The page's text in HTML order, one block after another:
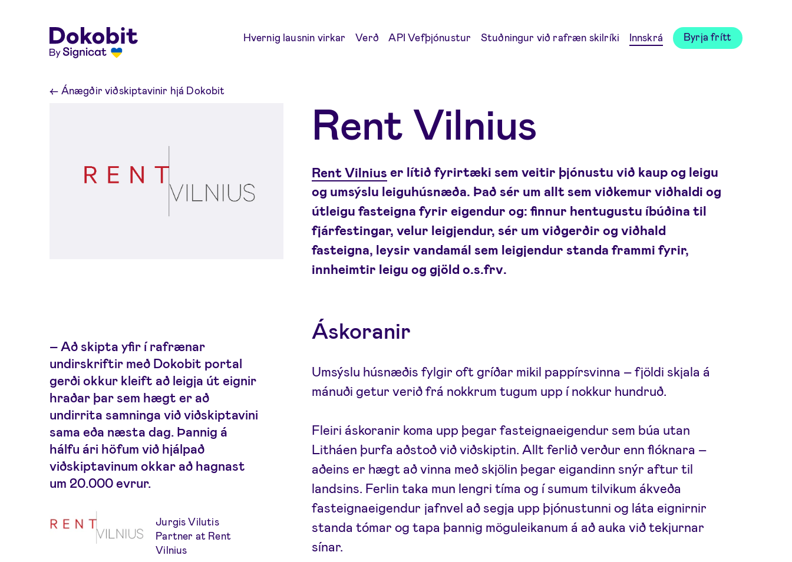
Hvernig lausnin virkar Verð API Vefþjónustur Stuðningur við rafræn skilríki Innskrá Byrja frítt
← Ánægðir viðskiptavinir hjá Dokobit
Rent Vilnius
Rent Vilnius er lítið fyrirtæki sem veitir þjónustu við kaup og leigu
og umsýslu leiguhúsnæða. Það sér um allt sem viðkemur viðhaldi og
útleigu fasteigna fyrir eigendur og: finnur hentugustu íbúðina til
fjárfestingar, velur leigjendur, sér um viðgerðir og viðhald
fasteigna, leysir vandamál sem leigjendur standa frammi fyrir,
innheimtir leigu og gjöld o.s.frv.
– Að skipta yfir í rafrænar
undirskriftir með Dokobit portal
gerði okkur kleift að leigja út eignir
hraðar þar sem hægt er að
undirrita samninga við viðskiptavini
sama eða næsta dag. Þannig á
hálfu ári höfum við hjálpað
viðskiptavinum okkar að hagnast
um 20.000 evrur.
Jurgis Vilutis
Partner at Rent
Vilnius
Áskoranir
Umsýslu húsnæðis fylgir oft gríðar mikil pappírsvinna – fjöldi skjala á
mánuði getur verið frá nokkrum tugum upp í nokkur hundruð.
Fleiri áskoranir koma upp þegar fasteignaeigendur sem búa utan
Litháen þurfa aðstoð við viðskiptin. Allt ferlið verður enn flóknara –
aðeins er hægt að vinna með skjölin þegar eigandinn snýr aftur til
landsins. Ferlin taka mun lengri tíma og í sumum tilvikum ákveða
fasteignaeigendur jafnvel að segja upp þjónustunni og láta eignirnir
standa tómar og tapa þannig möguleikanum á að auka við tekjurnar
sínar.